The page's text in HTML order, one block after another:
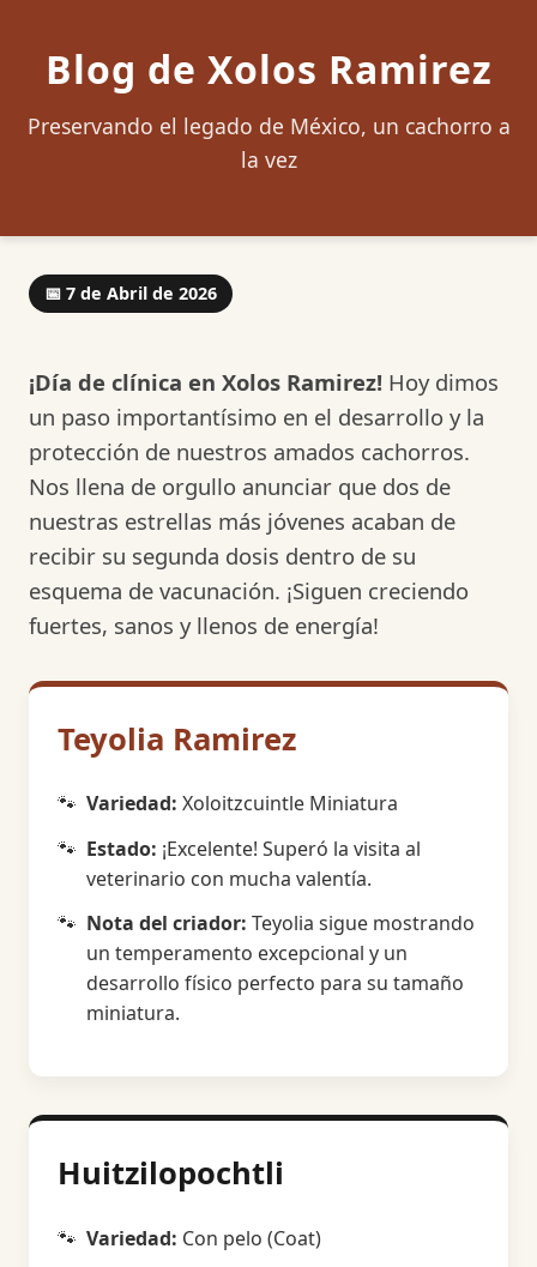
Blog de Xolos Ramirez
Preservando el legado de México, un cachorro a
la vez
📅 7 de Abril de 2026
¡Día de clínica en Xolos Ramirez! Hoy dimos
un paso importantísimo en el desarrollo y la
protección de nuestros amados cachorros.
Nos llena de orgullo anunciar que dos de
nuestras estrellas más jóvenes acaban de
recibir su segunda dosis dentro de su
esquema de vacunación. ¡Siguen creciendo
fuertes, sanos y llenos de energía!
Teyolia Ramirez
Variedad: Xoloitzcuintle Miniatura
Estado: ¡Excelente! Superó la visita al
veterinario con mucha valentía.
Nota del criador: Teyolia sigue mostrando
un temperamento excepcional y un
desarrollo físico perfecto para su tamaño
miniatura.
Huitzilopochtli
Variedad: Con pelo (Coat)